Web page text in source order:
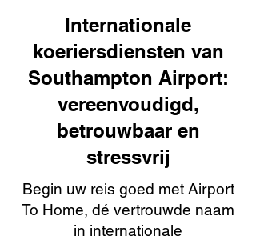
Internationale
koeriersdiensten van
Southampton Airport:
vereenvoudigd,
betrouwbaar en
stressvrij
Begin uw reis goed met Airport
To Home, dé vertrouwde naam
in internationale